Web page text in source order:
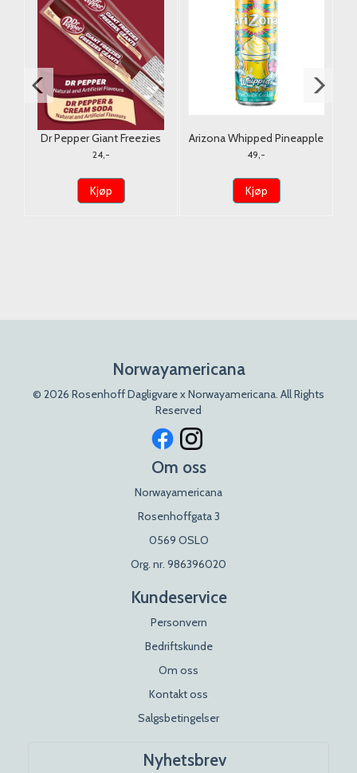
Dr Pepper Giant Freezies
150ml.
24,-
Kjøp
Arizona Whipped Pineapple
Orange 650ml.
49,-
Kjøp
Norwayamericana
© 2026 Rosenhoff Dagligvare x Norwayamericana. All Rights
Reserved
Om oss
Norwayamericana
Rosenhoffgata 3
0569 OSLO
Org. nr. 986396020
Kundeservice
Personvern
Bedriftskunde
Om oss
Kontakt oss
Salgsbetingelser
Nyhetsbrev